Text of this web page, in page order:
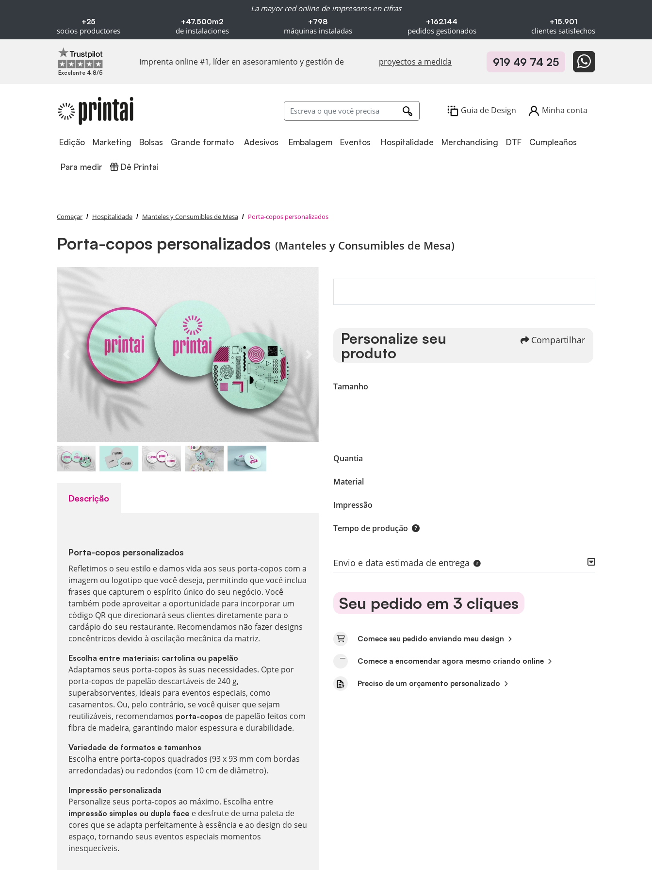
La mayor red online de impresores en cifras
+25
socios productores
+47.500m2
de instalaciones
+798
máquinas instaladas
+162.144
pedidos gestionados
+15.901
clientes satisfechos
Excelente 4.8/5
Imprenta online #1, líder en asesoramiento y gestión de proyectos a medida 919 49 74 25
Guia de Design Minha conta
Edição
Edição Marketing Bolsas Grande formato Adesivos
Adesivos Embalagem
Embalagem Eventos Hospitalidade
Hospitalidade Merchandising DTF Cumpleaños
Para medir Dê Printai
Dê Printai
Começar Hospitalidade Manteles y Consumibles de Mesa Porta-copos personalizados
Porta-copos personalizados (Manteles y Consumibles de Mesa)
Descrição
Porta-copos personalizados
Refletimos o seu estilo e damos vida aos seus porta-copos com a
imagem ou logotipo que você deseja, permitindo que você inclua
frases que capturem o espírito único do seu negócio. Você
também pode aproveitar a oportunidade para incorporar um
código QR que direcionará seus clientes diretamente para o
cardápio do seu restaurante. Recomendamos não fazer designs
concêntricos devido à oscilação mecânica da matriz.
Escolha entre materiais: cartolina ou papelão
Adaptamos seus porta-copos às suas necessidades. Opte por
porta-copos de papelão descartáveis de 240 g,
superabsorventes, ideais para eventos especiais, como
casamentos. Ou, pelo contrário, se você quiser que sejam
reutilizáveis, recomendamos porta-copos de papelão feitos com
fibra de madeira, garantindo maior espessura e durabilidade.
Variedade de formatos e tamanhos
Escolha entre porta-copos quadrados (93 x 93 mm com bordas
arredondadas) ou redondos (com 10 cm de diâmetro).
Impressão personalizada
Personalize seus porta-copos ao máximo. Escolha entre
impressão simples ou dupla face e desfrute de uma paleta de
cores que se adapta perfeitamente à essência e ao design do seu
espaço, tornando seus eventos especiais momentos
inesquecíveis.
Personalize seu
produto
Compartilhar
Tamanho
Quantia
Material
Impressão
Tempo de produção
Envio e data estimada de entrega
Seu pedido em 3 cliques
Comece seu pedido enviando meu design
Comece a encomendar agora mesmo criando online
Preciso de um orçamento personalizado